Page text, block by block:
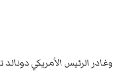
وغادر الرئيس الأمريكي دونالد